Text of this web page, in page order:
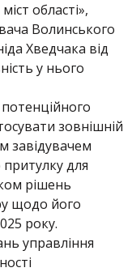
області»,
Волинського
Хведчака від
у нього
зовнішній
завідувачем
для
рішень
щодо його
року.
управління